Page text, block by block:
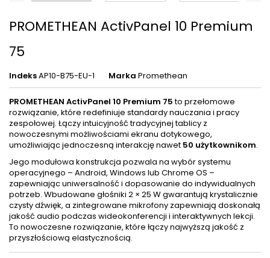
PROMETHEAN ActivPanel 10 Premium
75
IndeksAP10-B75-EU-1 Marka Promethean
PROMETHEAN ActivPanel 10 Premium 75to przełomowe
rozwiązanie, które redefiniuje standardy nauczania i pracy
zespołowej. Łączy intuicyjność tradycyjnej tablicy z
nowoczesnymi możliwościami ekranu dotykowego,
umożliwiając jednoczesną interakcję nawet 50 użytkownikom.
Jego modułowa konstrukcja pozwala na wybór systemu
operacyjnego – Android, Windows lub Chrome OS –
zapewniając uniwersalność i dopasowanie do indywidualnych
potrzeb. Wbudowane głośniki 2 × 25 W gwarantują krystalicznie
czysty dźwięk, a zintegrowane mikrofony zapewniają doskonałą
jakość audio podczas wideokonferencji i interaktywnych lekcji.
To nowoczesne rozwiązanie, które łączy najwyższą jakość z
przyszłościową elastycznością.